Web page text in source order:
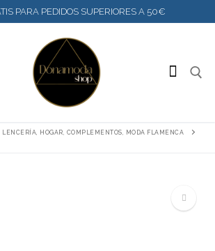
PARA PEDIDOS SUPERIORES A 50€
LENCERÍA, HOGAR, COMPLEMENTOS, MODA FLAMENCA